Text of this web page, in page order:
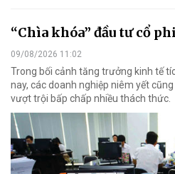
“Chìa khóa” đầu tư cổ
09/08/2026 11:02
Trong bối cảnh tăng trưởng kinh tế
nay, các doanh nghiệp niêm yết
vượt trội bấp chấp nhiều thách thức.